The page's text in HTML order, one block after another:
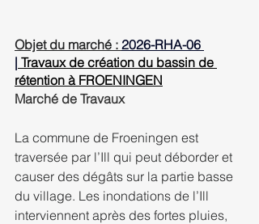
Objet du marché : 2026-RHA-06
| Travaux de création du bassin de
rétention à FROENINGEN
Marché de Travaux
La commune de Froeningen est
traversée par l’Ill qui peut déborder et
causer des dégâts sur la partie basse
du village. Les inondations de l’Ill
interviennent après des fortes pluies,